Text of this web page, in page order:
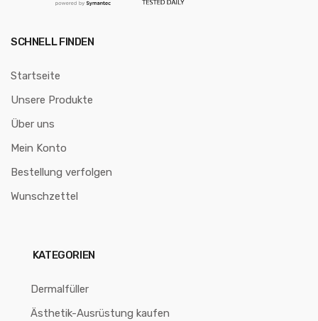
SCHNELL FINDEN
Startseite
Unsere Produkte
Über uns
Mein Konto
Bestellung verfolgen
Wunschzettel
KATEGORIEN
Dermalfüller
Ästhetik-Ausrüstung kaufen